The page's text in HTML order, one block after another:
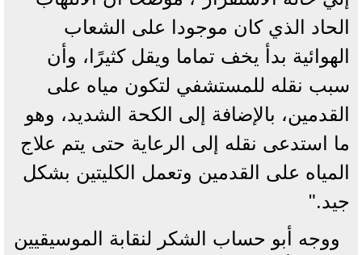
الحاد الذي كان موجودا على الشعاب
الهوائية بدأ يخف تماما ويقل كثيرًا، وأن
سبب نقله للمستشفي لتكون مياه على
القدمين، بالإضافة إلى الكحة الشديد، وهو
ما استدعى نقله إلى الرعاية حتى يتم علاج
المياه على القدمين وتعمل الكليتين بشكل
جيد."
ووجه أبو حساب الشكر لنقابة الموسيقيين